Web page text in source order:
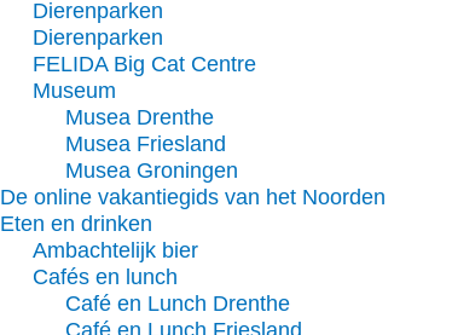
Dierenparken
Dierenparken
FELIDA Big Cat Centre
Museum
Musea Drenthe
Musea Friesland
Musea Groningen
De online vakantiegids van het Noorden
Eten en drinken
Ambachtelijk bier
Cafés en lunch
Café en Lunch Drenthe
Café en Lunch Friesland